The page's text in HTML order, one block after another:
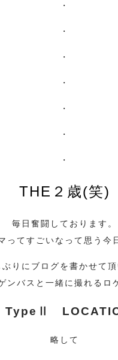
・
・
・
・
・
・
・
THE２歳(笑)
毎日奮闘しております。
ってすごいなって思う今
りにブログを書かせて頂
ンバスと一緒に撮れるロ
TypeⅡ
略して